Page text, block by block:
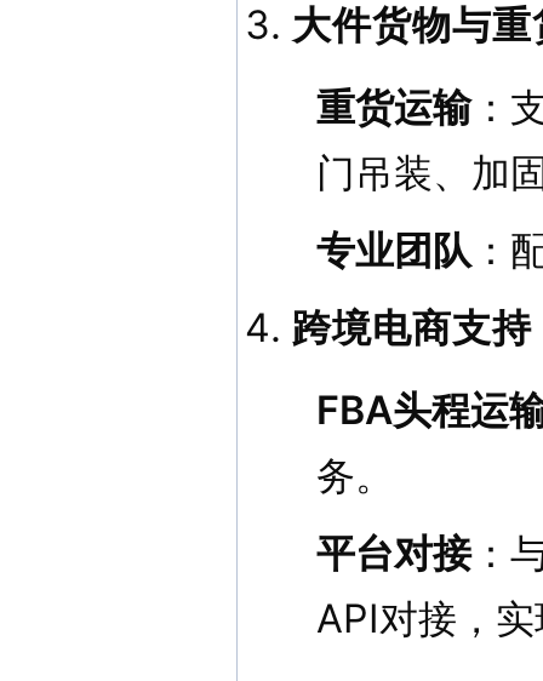
大件货物与
重货运输：
门吊装、加
专业团队 ：
跨境电商支持
FBA头程运
务。
平台对接：
API对接，